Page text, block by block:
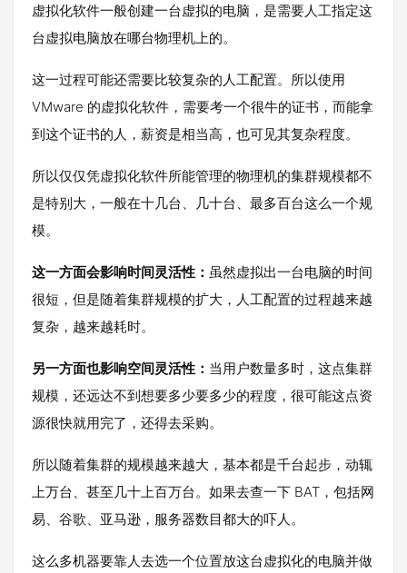
虚拟化软件一般创建一台虚拟的电脑，是需要人工指定这
台虚拟电脑放在哪台物理机上的。
这一过程可能还需要比较复杂的人工配置。所以使用
VMware 的虚拟化软件，需要考一个很牛的证书，而能拿
到这个证书的人，薪资是相当高，也可见其复杂程度。
所以仅仅凭虚拟化软件所能管理的物理机的集群规模都不
是特别大，一般在十几台、几十台、最多百台这么一个规
模。
这一方面会影响时间灵活性： 虽然虚拟出一台电脑的时间
很短，但是随着集群规模的扩大，人工配置的过程越来越
复杂，越来越耗时。
另一方面也影响空间灵活性： 当用户数量多时，这点集群
规模，还远达不到想要多少要多少的程度，很可能这点资
源很快就用完了，还得去采购。
所以随着集群的规模越来越大，基本都是千台起步，动辄
上万台、甚至几十上百万台。如果去查一下 BAT，包括网
易、谷歌、亚马逊，服务器数目都大的吓人。
这么多机器要靠人去选一个位置放这台虚拟化的电脑并做